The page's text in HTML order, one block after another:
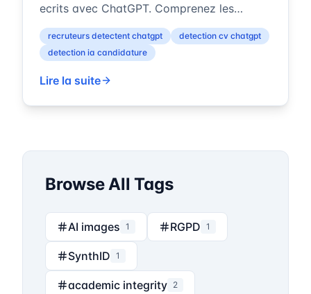
ecrits avec ChatGPT. Comprenez les
methodes de detection, les signaux
stylistiques et ...
recruteurs detectent chatgpt
detection cv chatgpt
detection ia candidature
Lire la suite
Browse All Tags
AI images 1 RGPD 1
SynthID 1
academic integrity 2